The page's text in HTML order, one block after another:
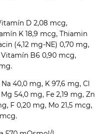
D 2,08 mcg,
K 18,9 mcg, Thiamin
(4,12 mg-NE) 0,70 mg,
Vitamín B6 0,90 mcg,
40,0 mg, K 97,6 mg, Cl
54,0 mg, Fe 2,19 mg, Zn
F 0,20 mg, Mo 21,5 mcg,